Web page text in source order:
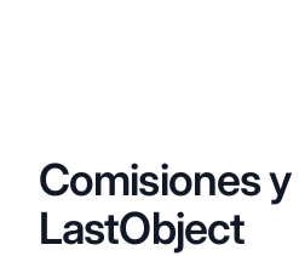
Comisiones
LastObject